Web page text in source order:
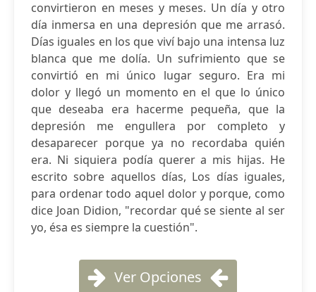
convirtieron en meses y meses. Un día y otro
día inmersa en una depresión que me arrasó.
Días iguales en los que viví bajo una intensa luz
blanca que me dolía. Un sufrimiento que se
convirtió en mi único lugar seguro. Era mi
dolor y llegó un momento en el que lo único
que deseaba era hacerme pequeña, que la
depresión me engullera por completo y
desaparecer porque ya no recordaba quién
era. Ni siquiera podía querer a mis hijas. He
escrito sobre aquellos días, Los días iguales,
para ordenar todo aquel dolor y porque, como
dice Joan Didion, "recordar qué se siente al ser
yo, ésa es siempre la cuestión".
Ver Opciones